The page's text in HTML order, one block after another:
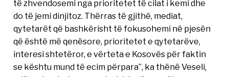
të zhvendosemi nga prioritetet të cilat i kemi dhe
do të jemi dinjitoz. Thërras të gjithë, mediat,
qytetarët që bashkërisht të fokusohemi në pjesën
që është më qenësore, prioritetet e qytetarëve,
interesi shtetëror, e vërteta e Kosovës për faktin
se kështu mund të ecim përpara”, ka thënë Veseli,